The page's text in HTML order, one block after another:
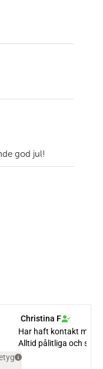
god jul!